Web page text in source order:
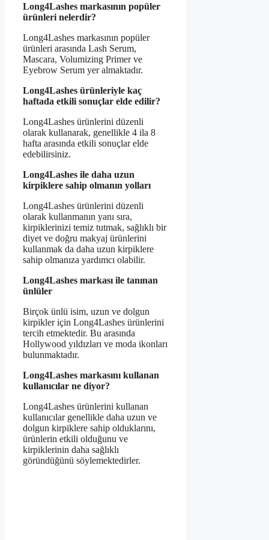
Long4Lashes markasının popüler
ürünleri nelerdir?
Long4Lashes markasının popüler
ürünleri arasında Lash Serum,
Mascara, Volumizing Primer ve
Eyebrow Serum yer almaktadır.
Long4Lashes ürünleriyle kaç
haftada etkili sonuçlar elde edilir?
Long4Lashes ürünlerini düzenli
olarak kullanarak, genellikle 4 ila 8
hafta arasında etkili sonuçlar elde
edebilirsiniz.
Long4Lashes ile daha uzun
kirpiklere sahip olmanın yolları
Long4Lashes ürünlerini düzenli
olarak kullanmanın yanı sıra,
kirpiklerinizi temiz tutmak, sağlıklı bir
diyet ve doğru makyaj ürünlerini
kullanmak da daha uzun kirpiklere
sahip olmanıza yardımcı olabilir.
Long4Lashes markası ile tanınan
ünlüler
Birçok ünlü isim, uzun ve dolgun
kirpikler için Long4Lashes ürünlerini
tercih etmektedir. Bu arasında
Hollywood yıldızları ve moda ikonları
bulunmaktadır.
Long4Lashes markasını kullanan
kullanıcılar ne diyor?
Long4Lashes ürünlerini kullanan
kullanıcılar genellikle daha uzun ve
dolgun kirpiklere sahip olduklarını,
ürünlerin etkili olduğunu ve
kirpiklerinin daha sağlıklı
göründüğünü söylemektedirler.